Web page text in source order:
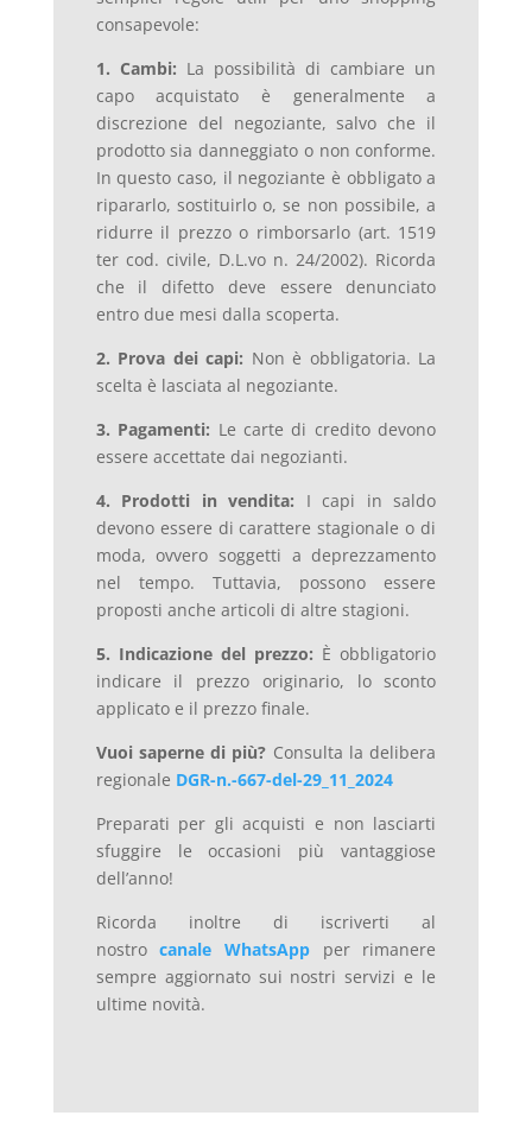
consapevole:
1. Cambi: La possibilità di cambiare un
capo acquistato è generalmente a
discrezione del negoziante, salvo che il
prodotto sia danneggiato o non conforme.
In questo caso, il negoziante è obbligato a
ripararlo, sostituirlo o, se non possibile, a
ridurre il prezzo o rimborsarlo (art. 1519
ter cod. civile, D.L.vo n. 24/2002). Ricorda
che il difetto deve essere denunciato
entro due mesi dalla scoperta.
2. Prova dei capi: Non è obbligatoria. La
scelta è lasciata al negoziante.
3. Pagamenti: Le carte di credito devono
essere accettate dai negozianti.
4. Prodotti in vendita: I capi in saldo
devono essere di carattere stagionale o di
moda, ovvero soggetti a deprezzamento
nel tempo. Tuttavia, possono essere
proposti anche articoli di altre stagioni.
5. Indicazione del prezzo: È obbligatorio
indicare il prezzo originario, lo sconto
applicato e il prezzo finale.
Vuoi saperne di più? Consulta la delibera
regionale DGR-n.-667-del-29_11_2024
Preparati per gli acquisti e non lasciarti
sfuggire le occasioni più vantaggiose
dell’anno!
Ricorda inoltre di iscriverti al
nostro canale WhatsApp
per rimanere
sempre aggiornato sui nostri servizi e le
ultime novità.